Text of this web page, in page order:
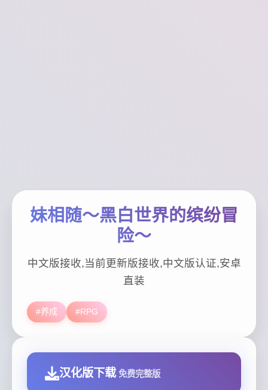
妹相随～黑白世界的缤纷冒
险～
中文版接收,当前更新版接收,中文版认证,安卓
直装
#养成 #RPG
汉化版下载 免费完整版